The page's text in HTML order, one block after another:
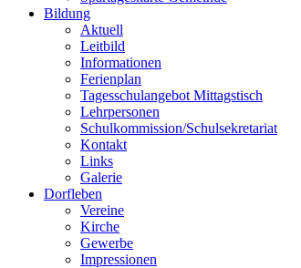
Bildung
Aktuell
Leitbild
Informationen
Ferienplan
Tagesschulangebot Mittagstisch
Lehrpersonen
Schulkommission/Schulsekretariat
Kontakt
Links
Galerie
Dorfleben
Vereine
Kirche
Gewerbe
Impressionen